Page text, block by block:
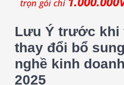
trọn gói chỉ
Lưu Ý trước khi
thay đổi bổ
nghề kinh
2025